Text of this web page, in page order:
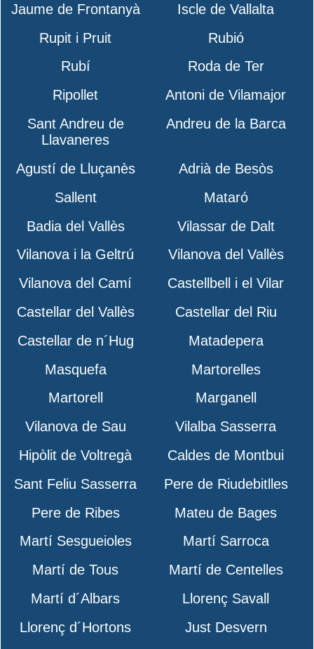
Jaume de Frontanyà
Iscle de Vallalta
Rupit i Pruit
Rubió
Rubí
Roda de Ter
Ripollet
Antoni de Vilamajor
Sant Andreu de
Llavaneres
Andreu de la Barca
Agustí de Lluçanès
Adrià de Besòs
Sallent
Mataró
Badia del Vallès
Vilassar de Dalt
Vilanova i la Geltrú
Vilanova del Vallès
Vilanova del Camí
Castellbell i el Vilar
Castellar del Vallès
Castellar del Riu
Castellar de n´Hug
Matadepera
Masquefa
Martorelles
Martorell
Marganell
Vilanova de Sau
Vilalba Sasserra
Hipòlit de Voltregà
Caldes de Montbui
Sant Feliu Sasserra
Pere de Riudebitlles
Pere de Ribes
Mateu de Bages
Martí Sesgueioles
Martí Sarroca
Martí de Tous
Martí de Centelles
Martí d´Albars
Llorenç Savall
Llorenç d´Hortons
Just Desvern